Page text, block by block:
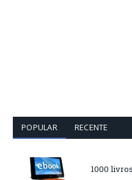
POPULAR RECENTE
1000